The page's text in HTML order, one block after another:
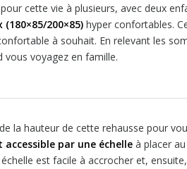
cette vie à plusieurs, avec deux
200×85) hyper confortables.
à souhait. En relevant les
voyagez en famille.
la hauteur de cette rehausse pour
accessible par une échelle à placer
est facile à accrocher et,